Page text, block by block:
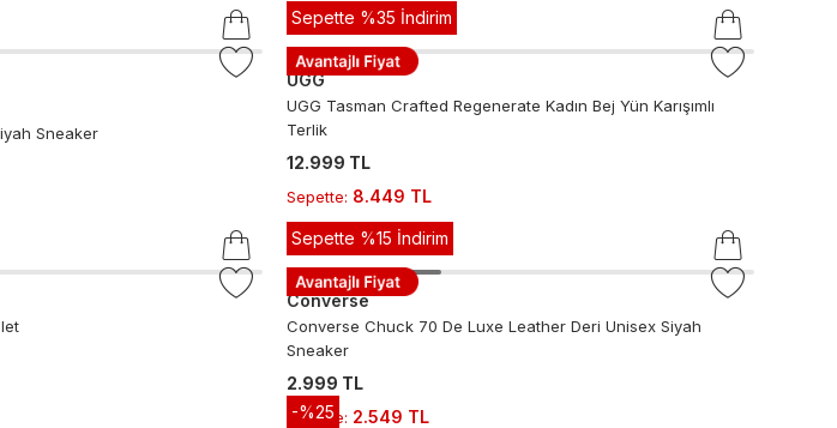
Sneaker
Sepette %35 İndirim
UGG
UGG Tasman Crafted Regenerate Kadın Bej Yün Karışımlı
Terlik
12.999 TL
Sepette: 8.449 TL
Sepette %15 İndirim
Converse
Converse Chuck 70 De Luxe Leather Deri Unisex Siyah
Sneaker
2.999 TL
Sepette: 2.549 TL
-%25